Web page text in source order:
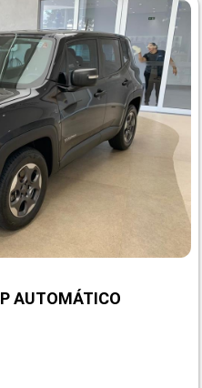
AUTOMÁTICO